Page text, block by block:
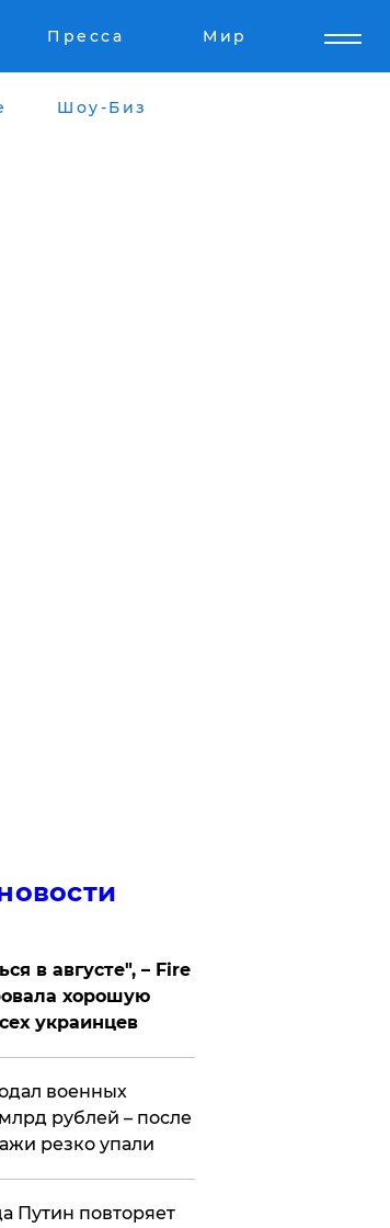
Пресса Мир
Шоу-Биз
в августе", – Fire
хорошую
украинцев
военных
рублей – после
резко упали
Путин повторяет